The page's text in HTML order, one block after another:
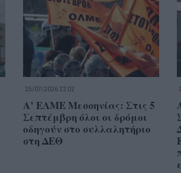
25/07/2026 22:02
Α’ ΕΛΜΕ Μεσσηνίας: Στις 5
Σεπτέμβρη όλοι οι δρόμοι
οδηγούν στο συλλαλητήριο
στη ΔΕΘ